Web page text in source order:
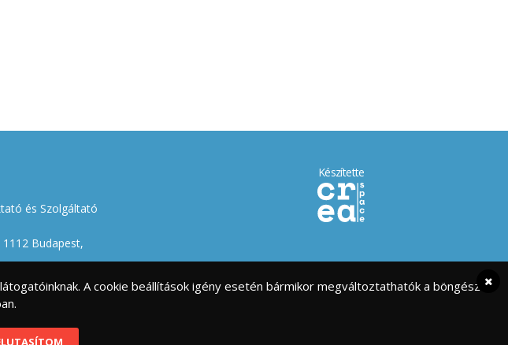
és Szolgáltató
Budapest,
Készítette
A cookie beállítások igény esetén bármikor megváltoztathatók a böngésző